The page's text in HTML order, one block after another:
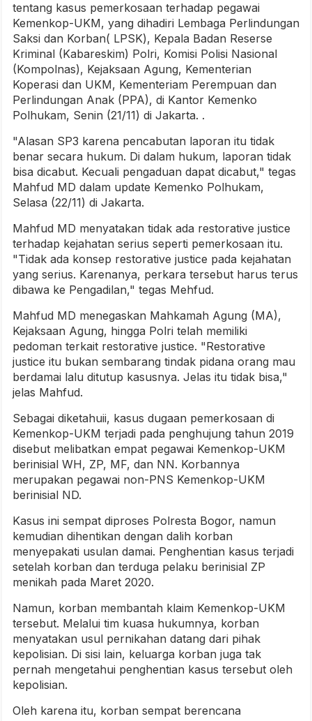
tentang kasus pemerkosaan terhadap pegawai
Kemenkop-UKM, yang dihadiri Lembaga Perlindungan
Saksi dan Korban( LPSK), Kepala Badan Reserse
Kriminal (Kabareskim) Polri, Komisi Polisi Nasional
(Kompolnas), Kejaksaan Agung, Kementerian
Koperasi dan UKM, Kementeriam Perempuan dan
Perlindungan Anak (PPA), di Kantor Kemenko
Polhukam, Senin (21/11) di Jakarta. .
"Alasan SP3 karena pencabutan laporan itu tidak
benar secara hukum. Di dalam hukum, laporan tidak
bisa dicabut. Kecuali pengaduan dapat dicabut," tegas
Mahfud MD dalam update Kemenko Polhukam,
Selasa (22/11) di Jakarta.
Mahfud MD menyatakan tidak ada restorative justice
terhadap kejahatan serius seperti pemerkosaan itu.
"Tidak ada konsep restorative justice pada kejahatan
yang serius. Karenanya, perkara tersebut harus terus
dibawa ke Pengadilan," tegas Mehfud.
Mahfud MD menegaskan Mahkamah Agung (MA),
Kejaksaan Agung, hingga Polri telah memiliki
pedoman terkait restorative justice. "Restorative
justice itu bukan sembarang tindak pidana orang mau
berdamai lalu ditutup kasusnya. Jelas itu tidak bisa,"
jelas Mahfud.
Sebagai diketahuii, kasus dugaan pemerkosaan di
Kemenkop-UKM terjadi pada penghujung tahun 2019
disebut melibatkan empat pegawai Kemenkop-UKM
berinisial WH, ZP, MF, dan NN. Korbannya
merupakan pegawai non-PNS Kemenkop-UKM
berinisial ND.
Kasus ini sempat diproses Polresta Bogor, namun
kemudian dihentikan dengan dalih korban
menyepakati usulan damai. Penghentian kasus terjadi
setelah korban dan terduga pelaku berinisial ZP
menikah pada Maret 2020.
Namun, korban membantah klaim Kemenkop-UKM
tersebut. Melalui tim kuasa hukumnya, korban
menyatakan usul pernikahan datang dari pihak
kepolisian. Di sisi lain, keluarga korban juga tak
pernah mengetahui penghentian kasus tersebut oleh
kepolisian.
Oleh karena itu, korban sempat berencana